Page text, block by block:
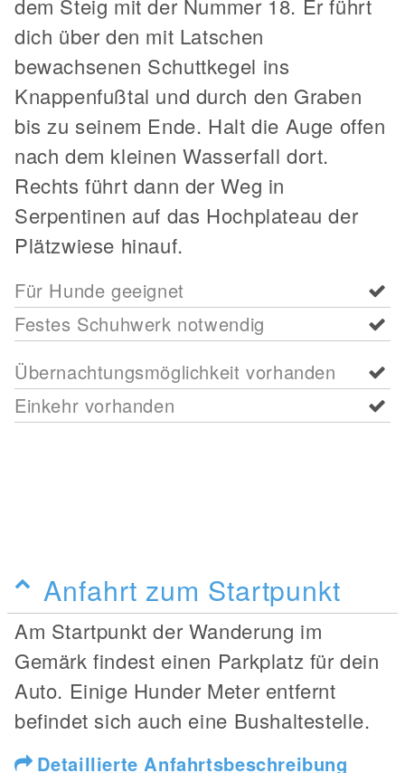
dem Steig mit der Nummer 18. Er führt
dich über den mit Latschen
bewachsenen Schuttkegel ins
Knappenfußtal und durch den Graben
bis zu seinem Ende. Halt die Auge offen
nach dem kleinen Wasserfall dort.
Rechts führt dann der Weg in
Serpentinen auf das Hochplateau der
Plätzwiese hinauf.
Für Hunde geeignet
Festes Schuhwerk notwendig
Übernachtungsmöglichkeit vorhanden
Einkehr vorhanden
Anfahrt zum Startpunkt
Am Startpunkt der Wanderung im
Gemärk findest einen Parkplatz für dein
Auto. Einige Hunder Meter entfernt
befindet sich auch eine Bushaltestelle.
Detaillierte Anfahrtsbeschreibung